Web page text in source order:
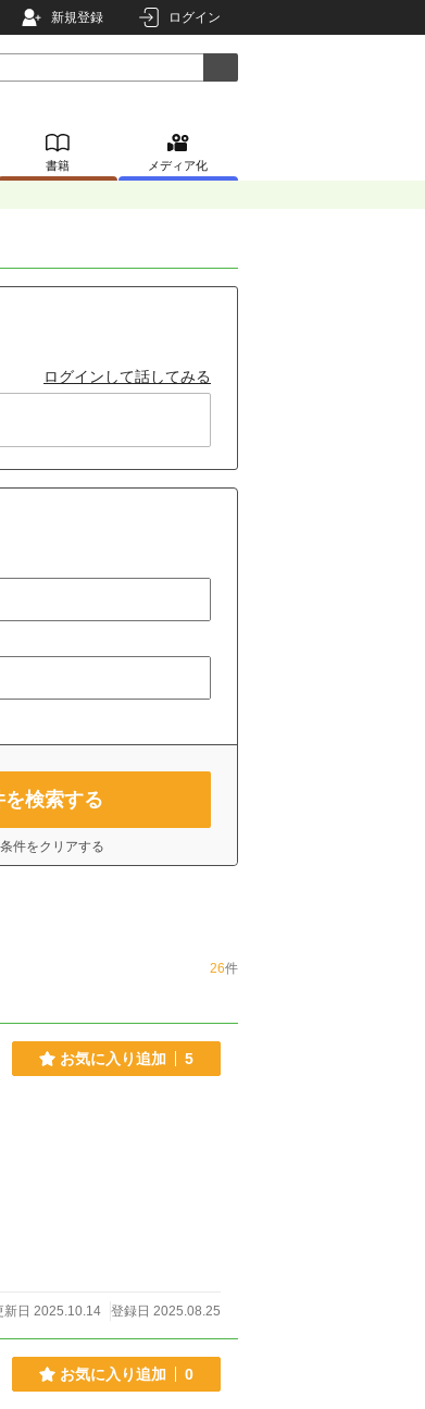
新規登録 ログイン
書籍 メディア化
ログインして話してみる
を検索する
件をクリアする
26件
お気に入り追加 5
新日 2025.10.14 登録日 2025.08.25
お気に入り追加 0